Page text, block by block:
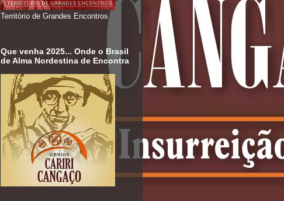
Território de Grandes Encontros
Que venha 2025... Onde o Brasil
de Alma Nordestina de Encontra